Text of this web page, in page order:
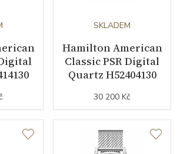
modrá
arabské číslice
SKLADEM
Hamilton American
Classic PSR Digital
Quartz H52404130
30 200 Kč